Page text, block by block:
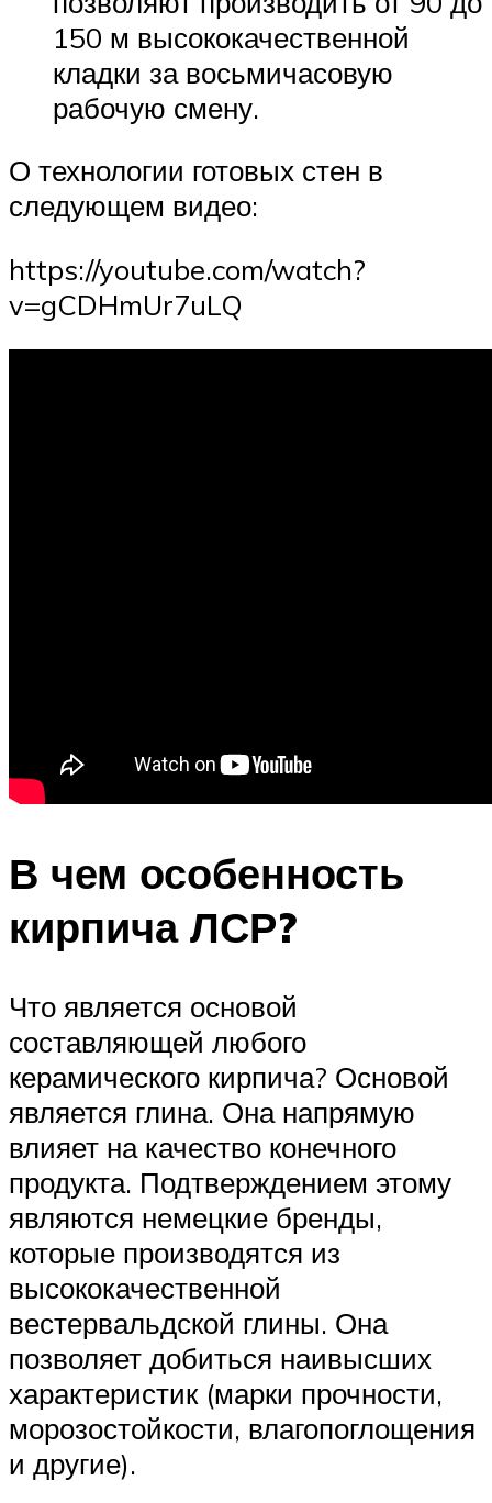
150 м высококачественной
кладки за восьмичасовую
рабочую смену.
О технологии готовых стен в
следующем видео:
https://youtube.com/watch?
v=gCDHmUr7uLQ
В чем особенность
кирпича ЛСР?
Что является основой
составляющей любого
керамического кирпича? Основой
является глина. Она напрямую
влияет на качество конечного
продукта. Подтверждением этому
являются немецкие бренды,
которые производятся из
высококачественной
вестервальдской глины. Она
позволяет добиться наивысших
характеристик (марки прочности,
морозостойкости, влагопоглощения
и другие).